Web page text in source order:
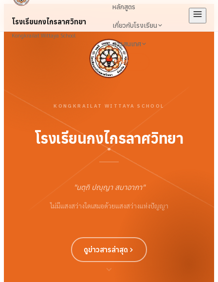
โรงเรียนกงไกรลาศวิทยา
Kongkrailat Wittaya School
หลักสูตร
เกี่ยวกับโรงเรียน
สารสนเทศ
เข้าสู่ระบบ
KONGKRAILAT WITTAYA SCHOOL
โรงเรียนกงไกรลาศวิทยา
"นตฺถิ ปญฺญา สมาอาภา"
ไม่มีแสงสว่างใดเสมอด้วยแสงสว่างแห่งปัญญา
ดูข่าวสารล่าสุด